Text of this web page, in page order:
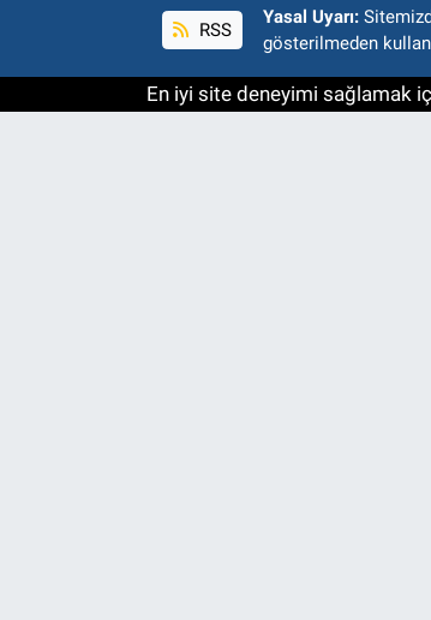
RSS
Yasal Uyarı:
gösterilmeden
En iyi site deneyimi sağlamak